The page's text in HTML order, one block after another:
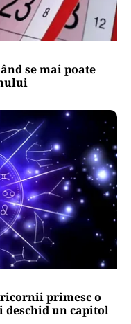
se mai poate
primesc o
deschid un capitol